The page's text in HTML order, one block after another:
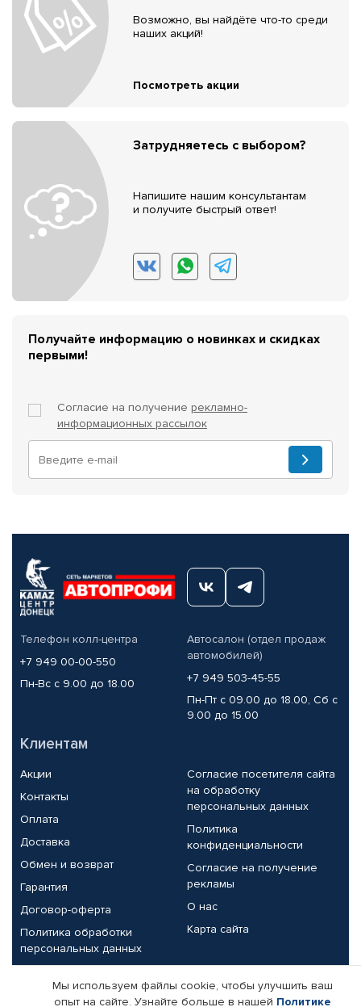
Возможно, вы найдёте что-то среди
наших акций!
Посмотреть акции
Затрудняетесь с выбором?
Напишите нашим консультантам
и получите быстрый ответ!
Получайте информацию о новинках и скидках
первыми!
Согласие на получение рекламно-
информационных рассылок
Телефон колл-центра
+7 949 00-00-550
Пн-Вс с 9.00 до 18.00
Автосалон (отдел продаж
автомобилей)
+7 949 503-45-55
Пн-Пт с 09.00 до 18.00, Сб с
9.00 до 15.00
Клиентам
Акции
Контакты
Оплата
Доставка
Обмен и возврат
Гарантия
Договор-оферта
Политика обработки
персональных данных
Согласие посетителя сайта
на обработку
персональных данных
Политика
конфиденциальности
Согласие на получение
рекламы
О нас
Карта сайта
Партнерам
Мы используем файлы cookie, чтобы улучшить ваш
опыт на сайте. Узнайте больше в нашей Политике